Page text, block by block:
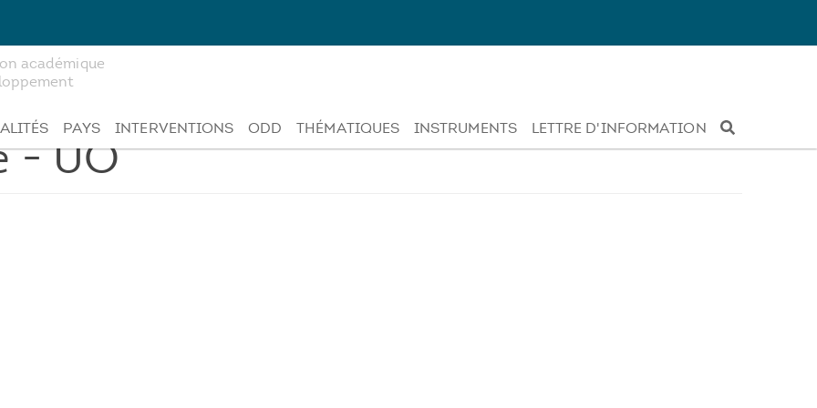
académique
PAYS INTERVENTIONS ODD THÉMATIQUES INSTRUMENTS LETTRE D'INFORMATION
- UO